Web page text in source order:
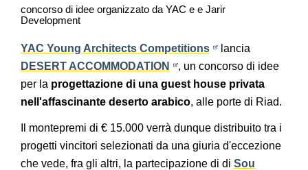
concorso di idee organizzato da YAC e e Jarir
Development
YAC Young Architects Competitions
​ lancia
DESERT ACCOMMODATION
, un concorso di idee
per la progettazione di una guest house privata
nell'affascinante deserto arabico, alle porte di Riad.
Il montepremi di € 15.000 verrà dunque distribuito tra i
progetti vincitori selezionati da una giuria d'eccezione
che vede, fra gli altri, la partecipazione di di Sou